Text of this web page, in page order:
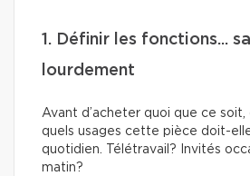
1. Définir les fonctions...
lourdement
Avant d’acheter quoi que ce
quels usages cette pièce doit-
quotidien. Télétravail? Invités
matin?